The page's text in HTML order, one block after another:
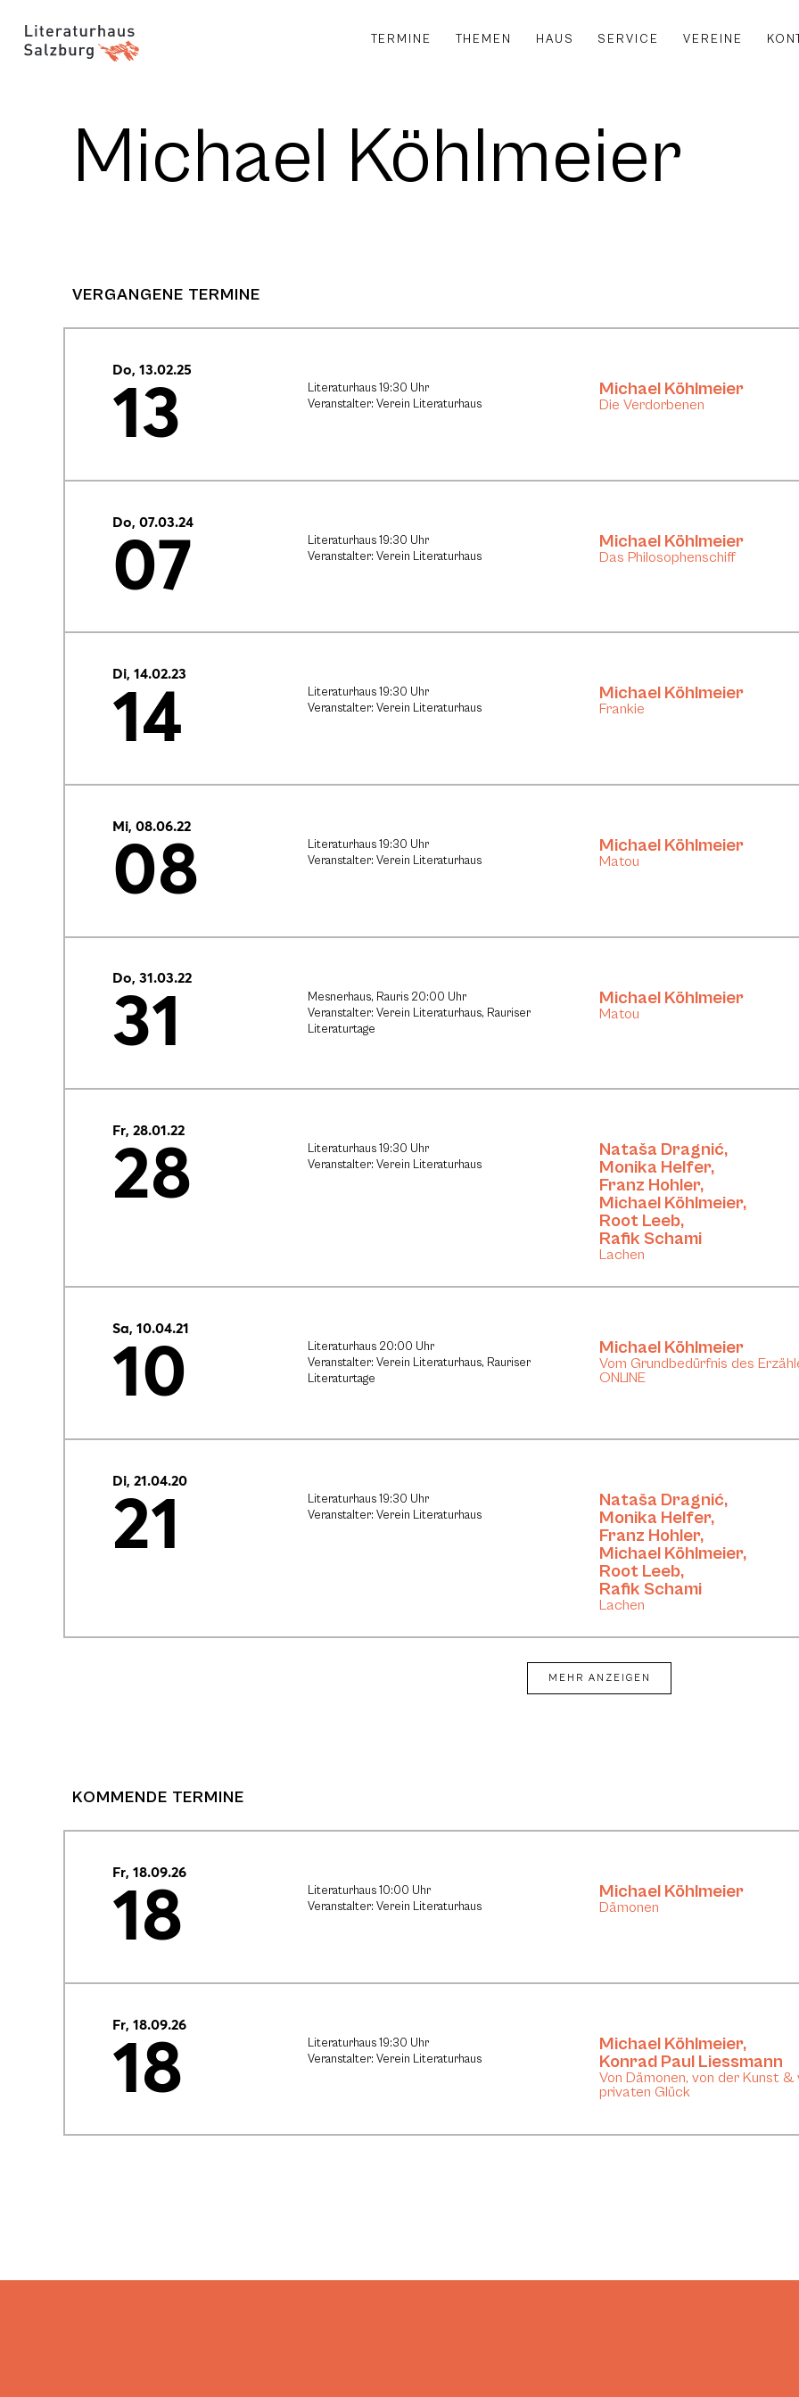
TERMINE THEMEN HAUS SERVICE VEREINE
Michael Köhlmeier
VERGANGENE TERMINE
Do, 13.02.25
13
Literaturhaus 19:30 Uhr
Veranstalter: Verein Literaturhaus
Michael Köhlmeier
Die Verdorbenen
Do, 07.03.24
07
Literaturhaus 19:30 Uhr
Veranstalter: Verein Literaturhaus
Michael Köhlmeier
Das Philosophenschiff
Di, 14.02.23
14
Literaturhaus 19:30 Uhr
Veranstalter: Verein Literaturhaus
Michael Köhlmeier
Frankie
Mi, 08.06.22
08
Literaturhaus 19:30 Uhr
Veranstalter: Verein Literaturhaus
Michael Köhlmeier
Matou
Do, 31.03.22
31
Mesnerhaus, Rauris 20:00 Uhr
Veranstalter: Verein Literaturhaus, Rauriser
Literaturtage
Michael Köhlmeier
Matou
Fr, 28.01.22
28
Literaturhaus 19:30 Uhr
Veranstalter: Verein Literaturhaus
Nataša Dragnić,
Monika Helfer,
Franz Hohler,
Michael Köhlmeier,
Root Leeb,
Rafik Schami
Lachen
Sa, 10.04.21
10
Literaturhaus 20:00 Uhr
Veranstalter: Verein Literaturhaus, Rauriser
Literaturtage
Michael Köhlmeier
Vom Grundbedürfnis des
ONLINE
Di, 21.04.20
21
Literaturhaus 19:30 Uhr
Veranstalter: Verein Literaturhaus
Nataša Dragnić,
Monika Helfer,
Franz Hohler,
Michael Köhlmeier,
Root Leeb,
Rafik Schami
Lachen
MEHR ANZEIGEN
KOMMENDE TERMINE
Fr, 18.09.26
18
Literaturhaus 10:00 Uhr
Veranstalter: Verein Literaturhaus
Michael Köhlmeier
Dämonen
Fr, 18.09.26
18
Literaturhaus 19:30 Uhr
Veranstalter: Verein Literaturhaus
Michael Köhlmeier,
Konrad Paul Liessmann
Von Dämonen, von der Kunst &
privaten Glück